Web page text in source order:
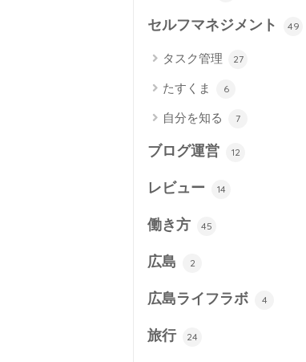
セルフマネジメント 49
タスク管理 27
たすくま 6
自分を知る 7
ブログ運営 12
レビュー 14
働き方 45
広島 2
広島ライフラボ 4
旅行 24